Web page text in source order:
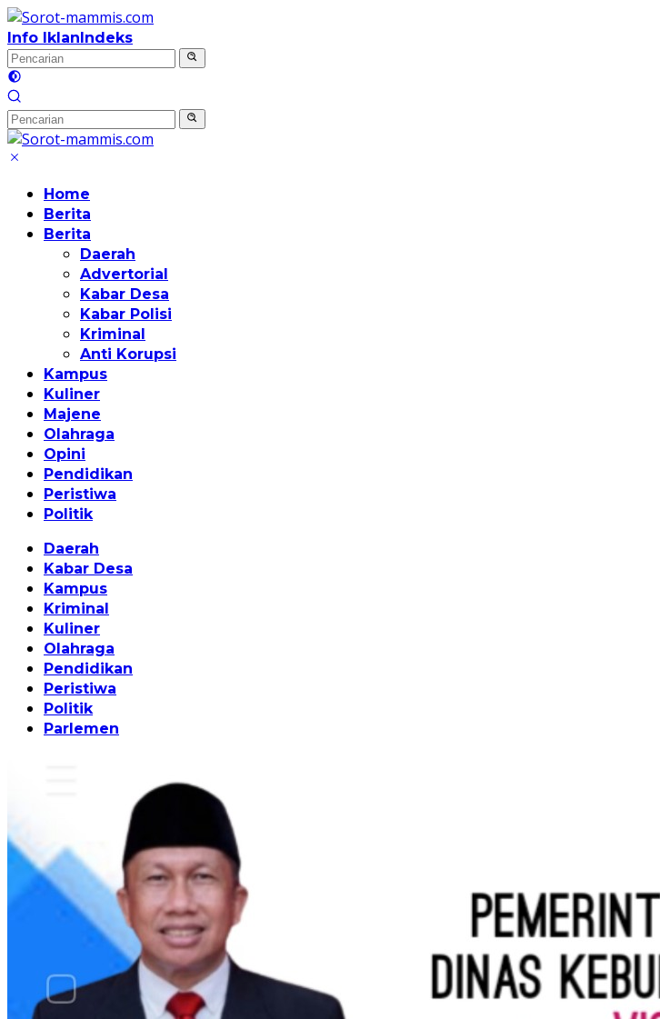
Langsung
ke
konten
Info IklanIndeks
Home
Berita
Berita
Daerah
Advertorial
Kabar Desa
Kabar Polisi
Kriminal
Anti Korupsi
Kampus
Kuliner
Majene
Olahraga
Opini
Pendidikan
Peristiwa
Politik
Daerah
Kabar Desa
Kampus
Kriminal
Kuliner
Olahraga
Pendidikan
Peristiwa
Politik
Parlemen